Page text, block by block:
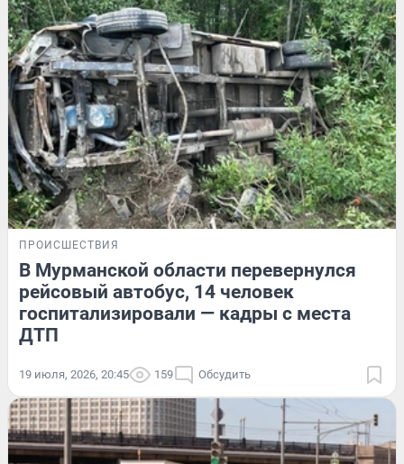
ПРОИСШЕСТВИЯ
В Мурманской области перевернулся
рейсовый автобус, 14 человек
госпитализировали — кадры с места
ДТП
19 июля, 2026, 20:45 159 Обсудить